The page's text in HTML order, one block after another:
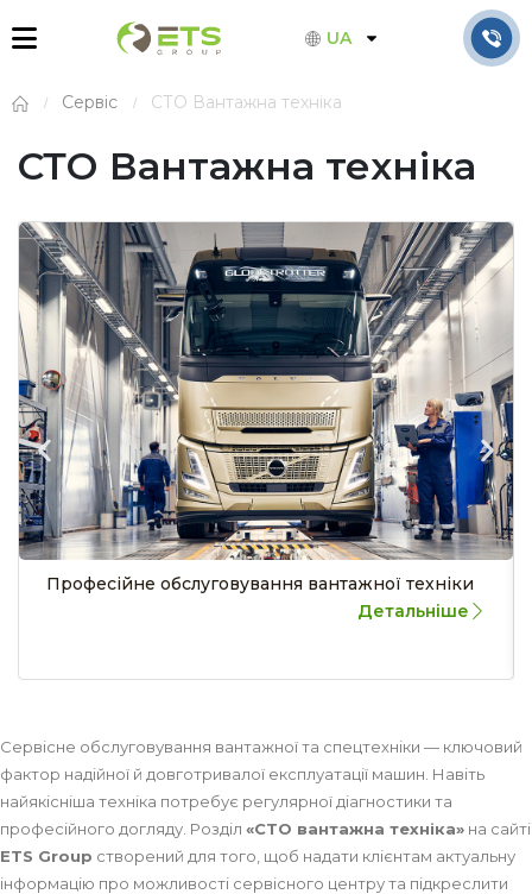
UA
Сервіс СТО Вантажна техніка
СТО Вантажна техніка
Професійне обслуговування вантажної техніки
Детальніше
Сервісне обслуговування вантажної та спецтехніки — ключовий
фактор надійної й довготривалої експлуатації машин. Навіть
найякісніша техніка потребує регулярної діагностики та
професійного догляду. Розділ «СТО вантажна техніка» на сайті
ETS Group створений для того, щоб надати клієнтам актуальну
інформацію про можливості сервісного центру та підкреслити